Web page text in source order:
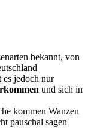
bekannt, von
jedoch nur
und sich in
kommen Wanzen
pauschal sagen